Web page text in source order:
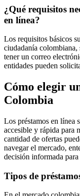
¿Qué requisitos
en línea?
Los requisitos básicos
ciudadanía colombiana,
tener un correo
entidades pueden
Cómo elegir
Colombia
Los préstamos en línea
accesible y rápida para
cantidad de ofertas
navegar el mercado,
decisión informada
Tipos de